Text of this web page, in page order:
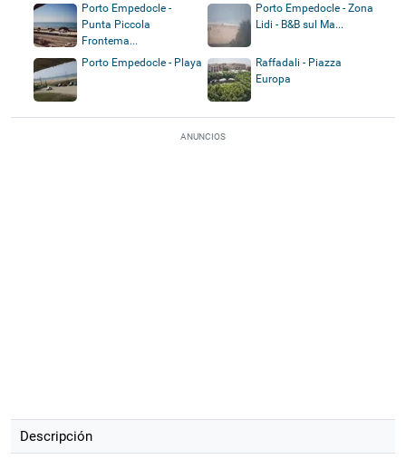
Porto Empedocle -
Punta Piccola
Frontema...
Porto Empedocle - Zona
Lidi - B&B sul Ma...
Porto Empedocle - Playa
Raffadali - Piazza
Europa
ANUNCIOS
Descripción